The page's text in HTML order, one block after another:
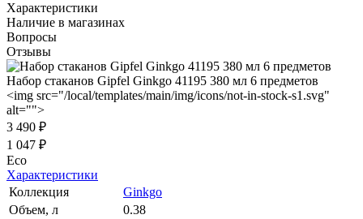
Характеристики
Наличие в магазинах
Вопросы
Отзывы
Набор стаканов Gipfel Ginkgo 41195 380 мл 6 предметов
<img src="/local/templates/main/img/icons/not-in-stock-s1.svg"
alt="">
3 490 ₽
1 047 ₽
Eco
Характеристики
Коллекция
Ginkgo
Объем, л
0.38